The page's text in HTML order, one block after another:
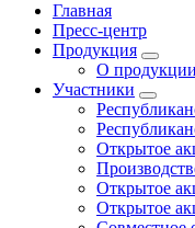
Главная
Пресс-центр
Продукция
О продукции
Участники
Открытое
Открытое
Открытое